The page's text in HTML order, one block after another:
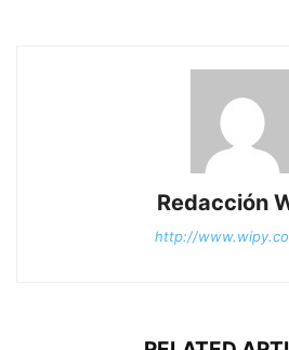
Redacción
http://